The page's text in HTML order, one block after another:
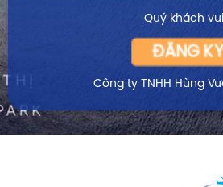
Quý khách
ĐĂNG
Công ty TNHH Hùng